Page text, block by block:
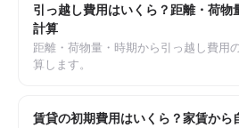
引っ越し費用はいくら？距離・荷物
計算
距離・荷物量・時期から引っ越し費用
算します。
賃貸の初期費用はいくら？家賃から